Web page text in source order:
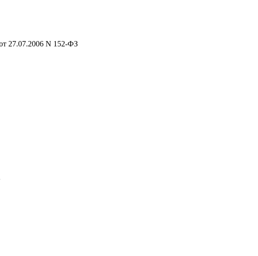
27.07.2006 N 152-ФЗ